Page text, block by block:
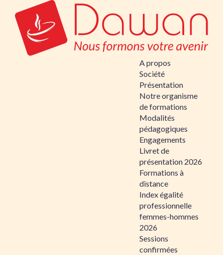
A propos
Société
Présentation
Notre organisme
de formations
Modalités
pédagogiques
Engagements
Livret de
présentation 2026
Formations à
distance
Index égalité
professionnelle
femmes-hommes
2026
Sessions
confirmées